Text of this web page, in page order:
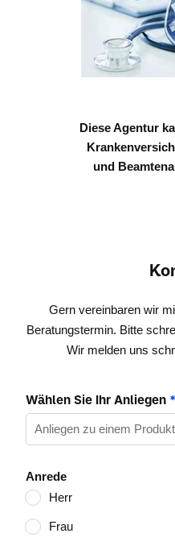
Diese Agentur
und
Gern vereinbaren wir
Beratungstermin. Bitte
Wir melden uns
Wählen Sie Ihr Anliegen *
Anrede
Herr
Frau